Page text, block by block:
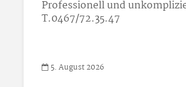
Professionell und
T.0467/72.35.47
5. August 2026